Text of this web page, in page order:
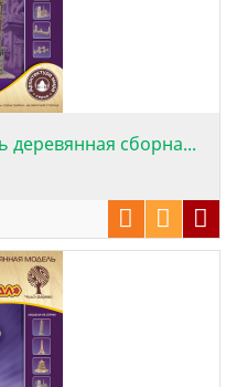
сборна...